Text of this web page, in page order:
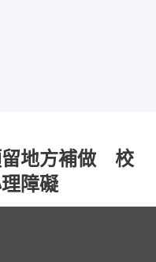
留地方補做 校
障礙